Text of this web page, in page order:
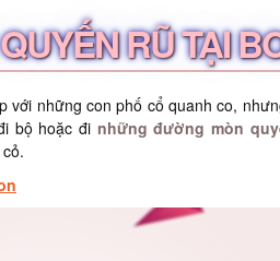
RŨ TẠI
với những con phố cổ quanh co,
bộ hoặc đi những đường mòn